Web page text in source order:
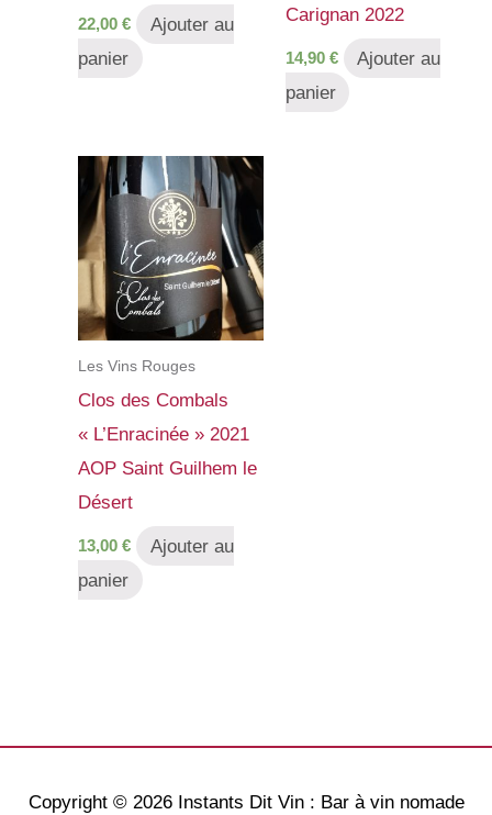
22,00 €
Ajouter au
panier
Carignan 2022
14,90 €
Ajouter au
panier
Les Vins Rouges
Clos des Combals
« L’Enracinée » 2021
AOP Saint Guilhem le
Désert
13,00 €
Ajouter au
panier
Copyright © 2026 Instants Dit Vin : Bar à vin nomade